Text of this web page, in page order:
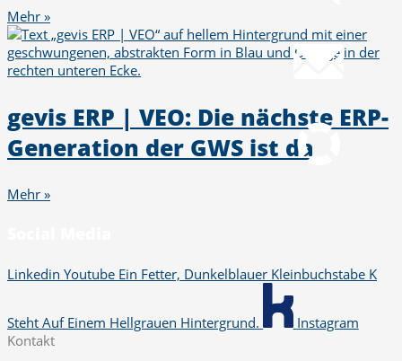
info@gws.ms
pcvisit Download
Mehr »
gevis ERP | VEO: Die nächste ERP-
Generation der GWS ist da
Mehr »
Linkedin Youtube Ein Fetter, Dunkelblauer Kleinbuchstabe K
Steht Auf Einem Hellgrauen Hintergrund.
Instagram
Kontakt